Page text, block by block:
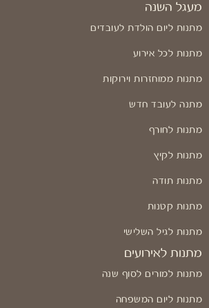
מעגל השנה
מתנות ליום הולדת לעובדים
מתנות לכל אירוע
מתנות ממוחזרות וירוקות
מתנה לעובד חדש
מתנות לחורף
מתנות לקיץ
מתנות תודה
מתנות קטנות
מתנות לגיל השלישי
מתנות לאירועים
מתנות למורים לסוף שנה
מתנות ליום המשפחה